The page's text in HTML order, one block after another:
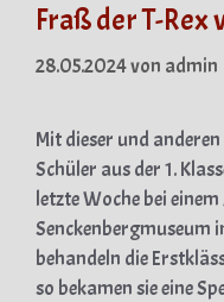
Fraß der T-Rex
28.05.2024von admin
Mit dieser und
Schüler aus der 1.
letzte Woche bei
behandeln die
so bekamen sie eine